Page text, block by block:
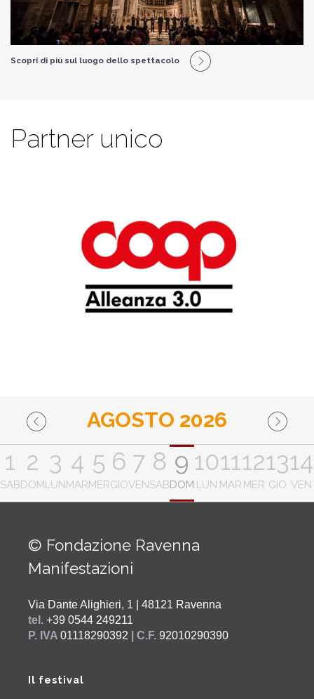
Scopri di più sul luogo dello spettacolo
Partner unico
AGOSTO 2026
1
SAB
2
DOM
3
LUN
4
MAR
5
MER
6
GIO
7
VEN
8
SAB
9
DOM
10
LUN
11
MAR
12
MER
13
GIO
14
VEN
© Fondazione Ravenna
Manifestazioni
Via Dante Alighieri, 1 | 48121 Ravenna
tel. +39 0544 249211
P. IVA 01118290392 | C.F. 92010290390
Il festival